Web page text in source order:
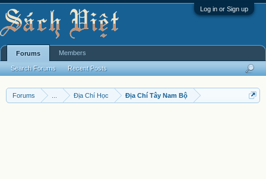
Log in or Sign up
Forums Địa Chí Học Địa Chí Tây Nam Bộ
Forums
Search Forums Recent Posts
Members